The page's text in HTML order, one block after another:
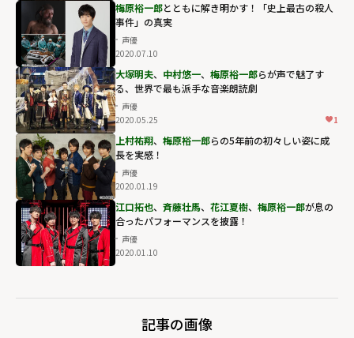
梅原裕一郎とともに解き明かす！「史上最古の殺人
事件」の真実
声優
2020.07.10
大塚明夫、 中村悠一、 梅原裕一郎らが声で魅了す
る、世界で最も派手な音楽朗読劇
声優
2020.05.25
1
上村祐翔、 梅原裕一郎らの5年前の初々しい姿に成
長を実感！
声優
2020.01.19
江口拓也、 斉藤壮馬、 花江夏樹、 梅原裕一郎が息の
合ったパフォーマンスを披露！
声優
2020.01.10
記事の画像